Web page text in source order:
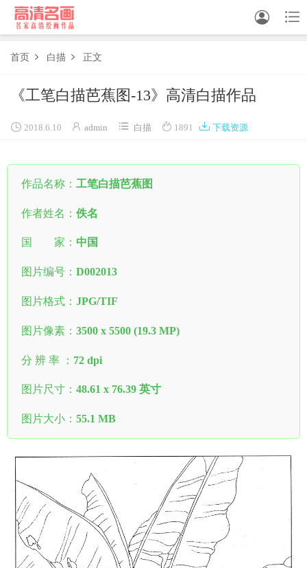


中国画
首页  白描  正文
《工笔白描芭蕉图-13》高清白描作品
 2018.6.10  admin  白描  1891  下载资源
作品名称： 工笔白描芭蕉图
作者姓名： 佚名
国 家： 中国
图片编号： D002013
图片格式： JPG/TIF
图片像素： 3500 x 5500 (19.3 MP)
分 辨 率 ： 72 dpi
图片尺寸： 48.61 x 76.39 英寸
图片大小： 55.1 MB